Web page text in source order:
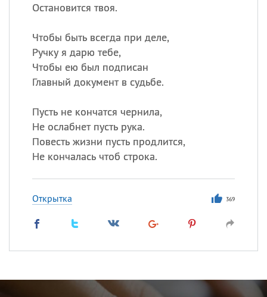
Остановится твоя.
Чтобы быть всегда при деле,
Ручку я дарю тебе,
Чтобы ею был подписан
Главный документ в судьбе.
Пусть не кончатся чернила,
Не ослабнет пусть рука.
Повесть жизни пусть продлится,
Не кончалась чтоб строка.
Открытка 369